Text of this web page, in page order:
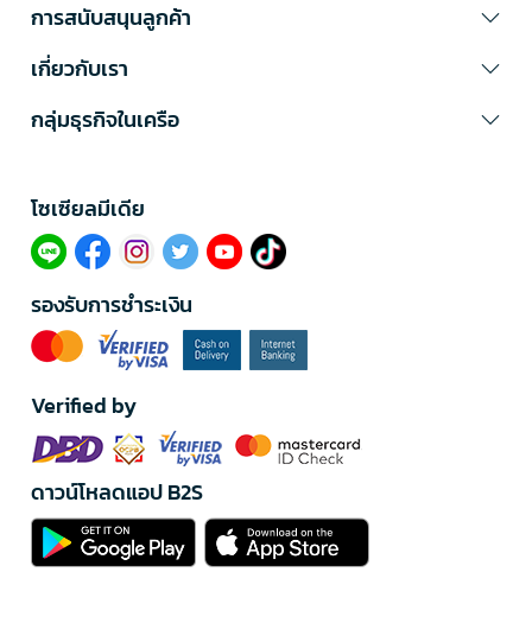
การสนับสนุนลูกค้า
เกี่ยวกับเรา
กลุ่มธุรกิจในเครือ
โซเซียลมีเดีย​
รองรับการชำระเงิน
Verified by
ดาวน์โหลดแอป B2S